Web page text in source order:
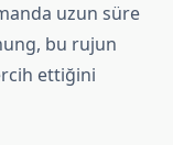
uzun süre
bu rujun
ettiğini